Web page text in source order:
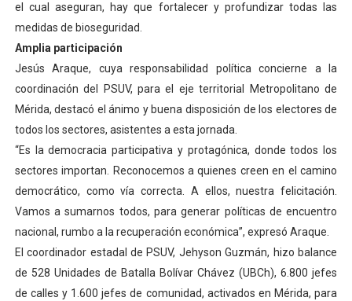
el cual aseguran, hay que fortalecer y profundizar todas las
medidas de bioseguridad.
Amplia participación
Jesús Araque, cuya responsabilidad política concierne a la
coordinación del PSUV, para el eje territorial Metropolitano de
Mérida, destacó el ánimo y buena disposición de los electores de
todos los sectores, asistentes a esta jornada.
“Es la democracia participativa y protagónica, donde todos los
sectores importan. Reconocemos a quienes creen en el camino
democrático, como vía correcta. A ellos, nuestra felicitación.
Vamos a sumarnos todos, para generar políticas de encuentro
nacional, rumbo a la recuperación económica”, expresó Araque.
El coordinador estadal de PSUV, Jehyson Guzmán, hizo balance
de 528 Unidades de Batalla Bolívar Chávez (UBCh), 6.800 jefes
de calles y 1.600 jefes de comunidad, activados en Mérida, para